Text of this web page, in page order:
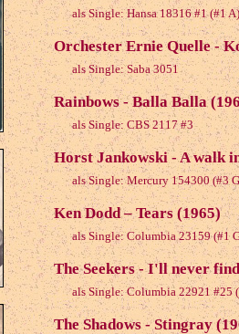
als Single: Hansa 18316 #1 (#1 A)
Orchester Ernie Quelle -
als Single: Saba 3051
Rainbows - Balla Balla
als Single: CBS 2117 #3
Horst Jankowski - A walk
als Single: Mercury 154300 (#3
Ken Dodd – Tears (1965)
als Single: Columbia 23159 (#1
The Seekers - I'll never
als Single: Columbia 22921 #25
The Shadows - Stingray